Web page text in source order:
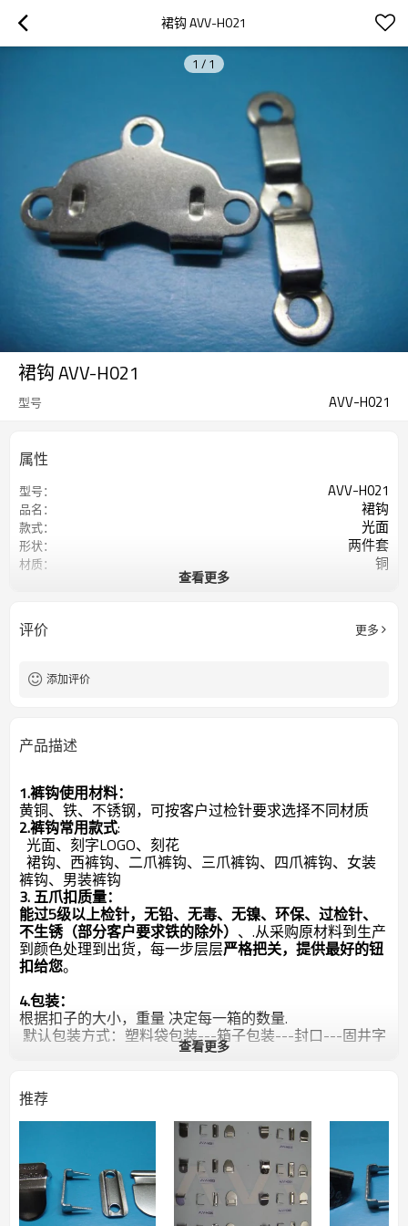
裙钩 AVV-H021
1 / 1
裙钩 AVV-H021
型号 AVV-H021
属性
型号： AVV-H021
品名： 裙钩
款式： 光面
形状： 两件套
材质： 铜
查看更多
评价 更多
添加评价
产品描述
1.裤钩使用材料：
黄铜、铁、不锈钢，可按客户过检针要求选择不同材质
2.裤钩常用款式:
光面、刻字LOGO、刻花
裙钩、西裤钩、二爪裤钩、三爪裤钩、四爪裤钩、女装
裤钩、男装裤钩
3. 五爪扣质量：
能过5级以上检针，无铅、无毒、无镍、环保、过检针、
不生锈（部分客户要求铁的除外） 、.从采购原材料到生产
到颜色处理到出货，每一步层层严格把关，提供最好的钮
扣给您。
4.包装：
根据扣子的大小，重量 决定每一箱的数量.
默认包装方式：塑料袋包装---箱子包装---封口---固井字
5. 功能及用途：
钮扣不仅能把衣服连接起来，使其严密保温，还可使人
仪表整齐。别致的钮扣，还会对衣服起点缀作用。因此，
它是服装结构中不可缺少的一部分。即除了实用功能以
外，还对服装的造型设计起到画龙点睛的作用。
主要用于婴儿服装,polo衫 等
6.样品申请：
查看更多
推荐